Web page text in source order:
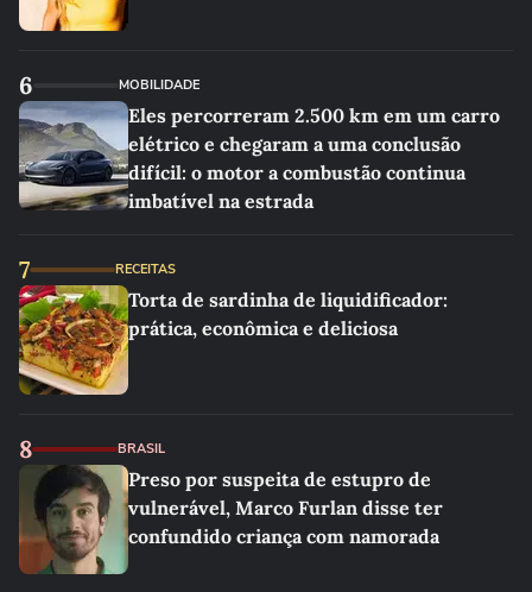
6 MOBILIDADE
Eles percorreram 2.500 km em um carro
elétrico e chegaram a uma conclusão
difícil: o motor a combustão continua
imbatível na estrada
7 RECEITAS
Torta de sardinha de liquidificador:
prática, econômica e deliciosa
8 BRASIL
Preso por suspeita de estupro de
vulnerável, Marco Furlan disse ter
confundido criança com namorada